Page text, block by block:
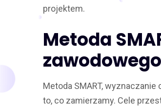
projektem.
Metoda
zawodowego
Metoda SMART,
to, co zamierzamy. Cele